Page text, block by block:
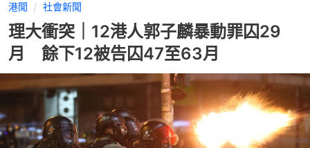
港聞 社會新聞
理大衝突｜12港人郭子麟暴動罪囚29
月 餘下12被告囚47至63月